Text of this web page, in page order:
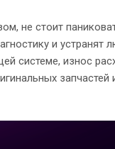
не стоит
и
системе, износ